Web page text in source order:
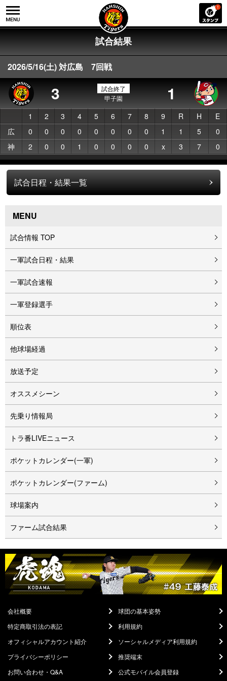
試合結果
2026/5/16(土) 対広島 7回戦
3
試合終了
甲子園
1
1 2 3 4 5 6 7 8 9 R H
E
広
0 0 0 0 0 0 0 0 1 1 5
0
神
2 0 0 1 0 0 0 0 x 3 7 0
試合日程・結果一覧
MENU
試合情報 TOP
一軍試合日程・結果
一軍試合速報
一軍登録選手
順位表
他球場経過
放送予定
オススメシーン
先乗り情報局
トラ番LIVEニュース
ポケットカレンダー(一軍)
ポケットカレンダー(ファーム)
球場案内
ファーム試合結果
会社概要
球団の基本姿勢
特定商取引法の表記
利用規約
オフィシャルアカウント紹介
ソーシャルメディア利用規約
プライバシーポリシー
推奨端末
お問い合わせ・Q&A
公式モバイル会員登録